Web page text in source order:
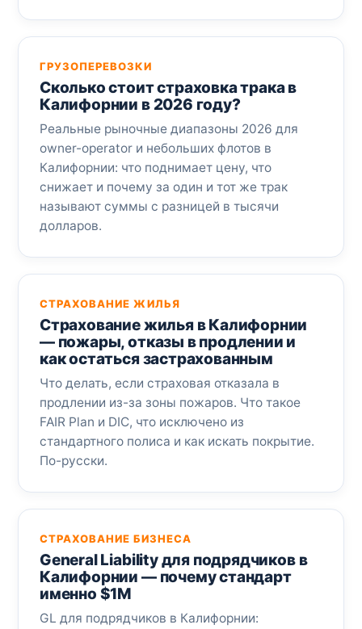
ГРУЗОПЕРЕВОЗКИ
Сколько стоит страховка трака в
Калифорнии в 2026 году?
Реальные рыночные диапазоны 2026 для
owner-operator и небольших флотов в
Калифорнии: что поднимает цену, что
снижает и почему за один и тот же трак
называют суммы с разницей в тысячи
долларов.
СТРАХОВАНИЕ ЖИЛЬЯ
Страхование жилья в Калифорнии
— пожары, отказы в продлении и
как остаться застрахованным
Что делать, если страховая отказала в
продлении из-за зоны пожаров. Что такое
FAIR Plan и DIC, что исключено из
стандартного полиса и как искать покрытие.
По-русски.
СТРАХОВАНИЕ БИЗНЕСА
General Liability для подрядчиков в
Калифорнии — почему стандарт
именно $1M
GL для подрядчиков в Калифорнии: